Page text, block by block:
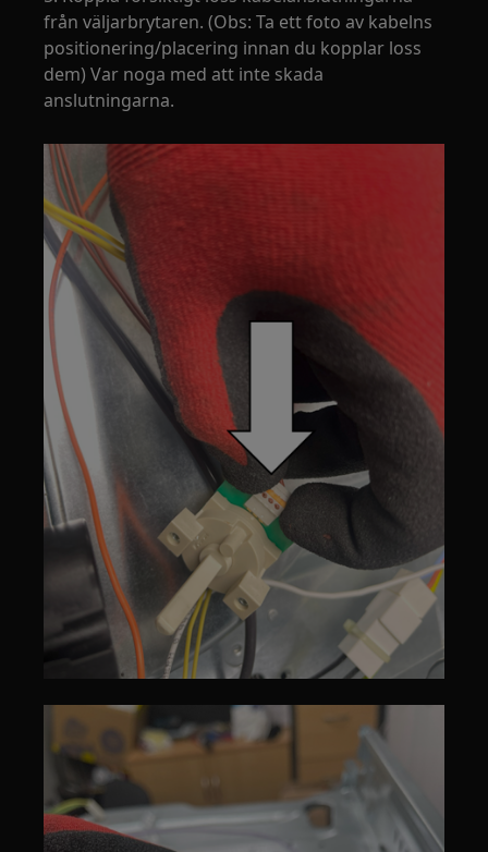
från väljarbrytaren. (Obs: Ta ett foto av kabelns
positionering/placering innan du kopplar loss
dem) Var noga med att inte skada
anslutningarna.